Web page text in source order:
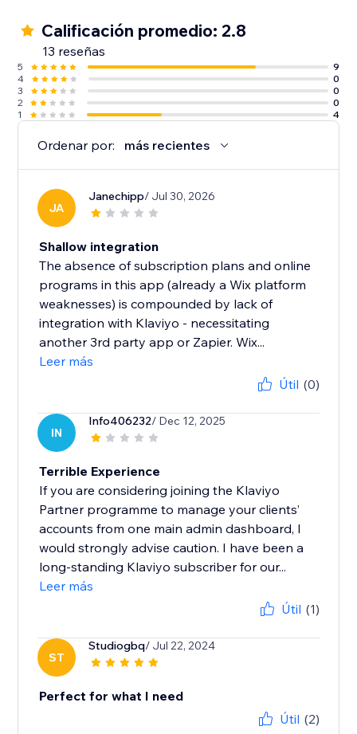
Calificación promedio: 2.8
13 reseñas
5
9
4
0
3
0
2
0
1
4
Ordenar por: más recientes
JA
Janechipp/ Jul 30, 2026
Shallow integration
The absence of subscription plans and online
programs in this app (already a Wix platform
weaknesses) is compounded by lack of
integration with Klaviyo - necessitating
another 3rd party app or Zapier. Wix...
Leer más
Útil (0)
IN
Info406232/ Dec 12, 2025
Terrible Experience
If you are considering joining the Klaviyo
Partner programme to manage your clients’
accounts from one main admin dashboard, I
would strongly advise caution. I have been a
long-standing Klaviyo subscriber for our...
Leer más
Útil (1)
ST
Studiogbq/ Jul 22, 2024
Perfect for what I need
Útil (2)